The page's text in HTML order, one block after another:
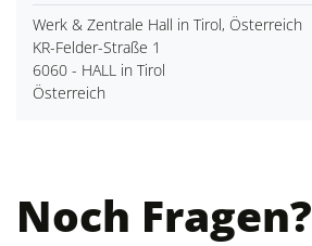
Werk & Zentrale Hall in Tirol, Österreich
KR-Felder-Straße 1
6060 - HALL in Tirol
Österreich
Noch Fragen?